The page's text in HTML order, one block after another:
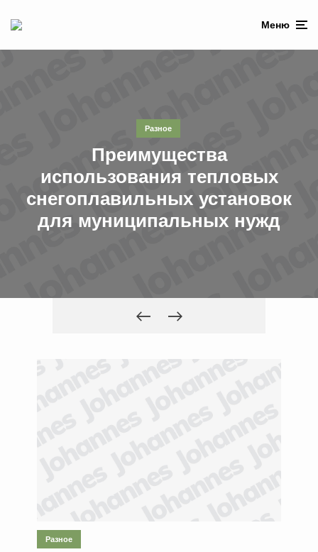
Меню
Разное
Преимущества
использования тепловых
снегоплавильных установок
для муниципальных нужд
Разное